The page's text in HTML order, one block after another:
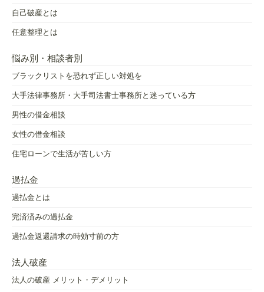
自己破産とは
任意整理とは
悩み別・相談者別
ブラックリストを恐れず正しい対処を
大手法律事務所・大手司法書士事務所と迷っている方
男性の借金相談
女性の借金相談
住宅ローンで生活が苦しい方
過払金
過払金とは
完済済みの過払金
過払金返還請求の時効寸前の方
法人破産
法人の破産 メリット・デメリット